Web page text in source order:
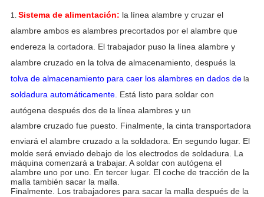
1. Sistema de alimentación: la línea alambre y cruzar el
alambre ambos es alambres precortados por el alambre que
endereza la cortadora. El trabajador puso la línea alambre y
alambre cruzado en la tolva de almacenamiento, después la
tolva de almacenamiento para caer los alambres en dados dela
soldadura automáticamente. Está listo para soldar con
autógena después dos dela línea alambres y un
alambre cruzado fue puesto. Finalmente, la cinta transportadora
enviará el alambre cruzado a la soldadora. En segundo lugar. El
molde será enviado debajo de los electrodos de soldadura. La
máquina comenzará a trabajar. A soldar con autógena el
alambre uno por uno. En tercer lugar. El coche de tracción de la
malla también sacar la malla.
Finalmente. Los trabajadores para sacar la malla después de la